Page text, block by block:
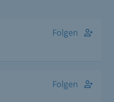
Folgen
Folgen